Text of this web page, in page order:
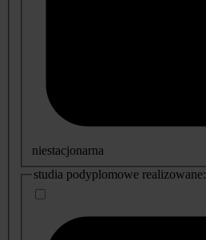
niestacjonarna
studia podyplomowe realizowane: